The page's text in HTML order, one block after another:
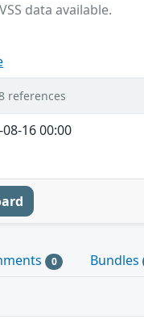
data available.
references
16 00:00
0 Bundles